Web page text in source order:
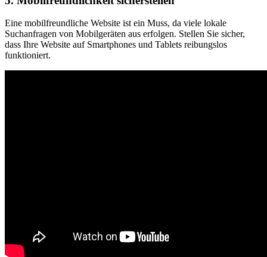
Eine mobilfreundliche Website ist ein Muss, da viele lokale
Suchanfragen von Mobilgeräten aus erfolgen. Stellen Sie sicher,
dass Ihre Website auf Smartphones und Tablets reibungslos
funktioniert.